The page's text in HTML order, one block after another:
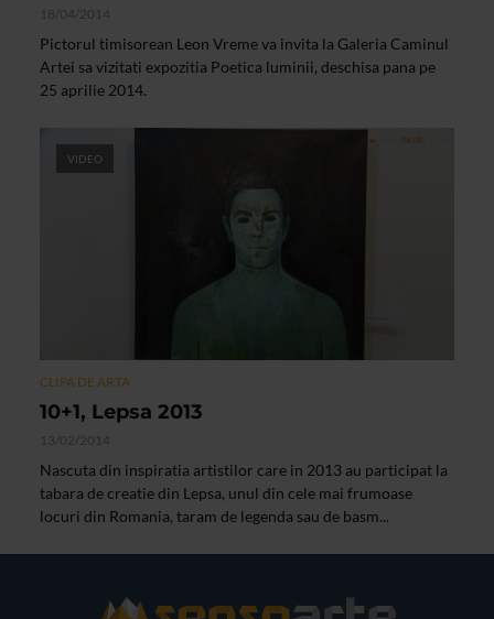
18/04/2014
Pictorul timisorean Leon Vreme va invita la Galeria Caminul
Artei sa vizitati expozitia Poetica luminii, deschisa pana pe
25 aprilie 2014.
VIDEO
CLIPA DE ARTA
10+1, Lepsa 2013
13/02/2014
Nascuta din inspiratia artistilor care in 2013 au participat la
tabara de creatie din Lepsa, unul din cele mai frumoase
locuri din Romania, taram de legenda sau de basm...